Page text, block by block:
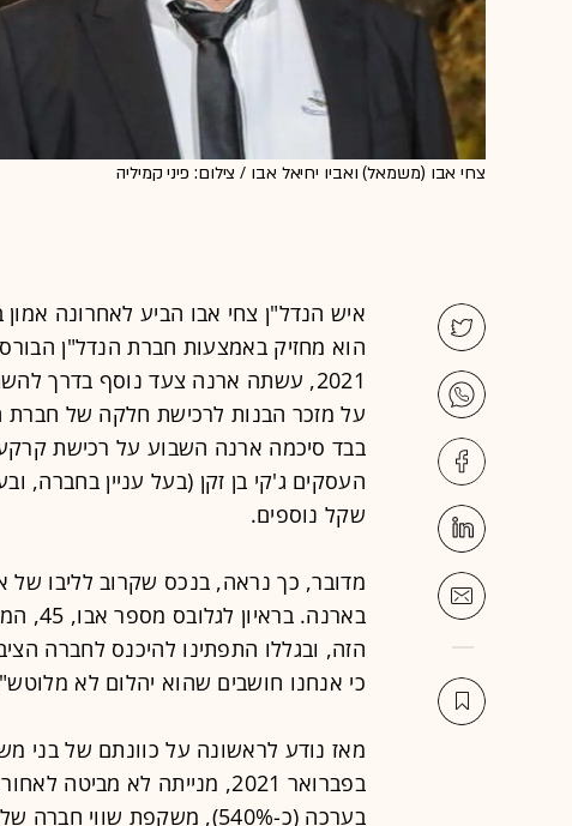
צחי אבו (משמאל) ואביו יחיאל אבו / צילום: פיני קמיליה
איש הנדל"ן צחי אבו הביע לאחרונה
הוא מחזיק באמצעות חברת הנדל"ן
2021, עשתה ארנה צעד נוסף בדרך
בבד סיכמה ארנה השבוע על רכישת
שקל נוספים.
הזה, ובגללו התפתינו להיכנס לחברה
כי אנחנו חושבים שהוא יהלום לא
מאז נודע לראשונה על כוונתם של בני
בערכה (כ-540%), משקפת שווי חברה של יותר מ-700 מיליון שקל.